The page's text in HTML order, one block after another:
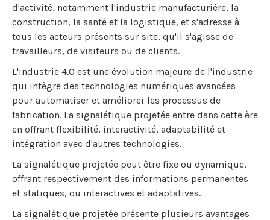
d'activité, notamment l'industrie manufacturière, la
construction, la santé et la logistique, et s'adresse à
tous les acteurs présents sur site, qu'il s'agisse de
travailleurs, de visiteurs ou de clients.
L'Industrie 4.0 est une évolution majeure de l'industrie
qui intègre des technologies numériques avancées
pour automatiser et améliorer les processus de
fabrication. La signalétique projetée entre dans cette ère
en offrant flexibilité, interactivité, adaptabilité et
intégration avec d'autres technologies.
La signalétique projetée peut être fixe ou dynamique,
offrant respectivement des informations permanentes
et statiques, ou interactives et adaptatives.
La signalétique projetée présente plusieurs avantages